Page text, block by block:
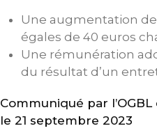
Une augmentation de
égales de 40 euros
Une rémunération
du résultat d’un
Communiqué par l’OGBL
le 21 septembre 2023